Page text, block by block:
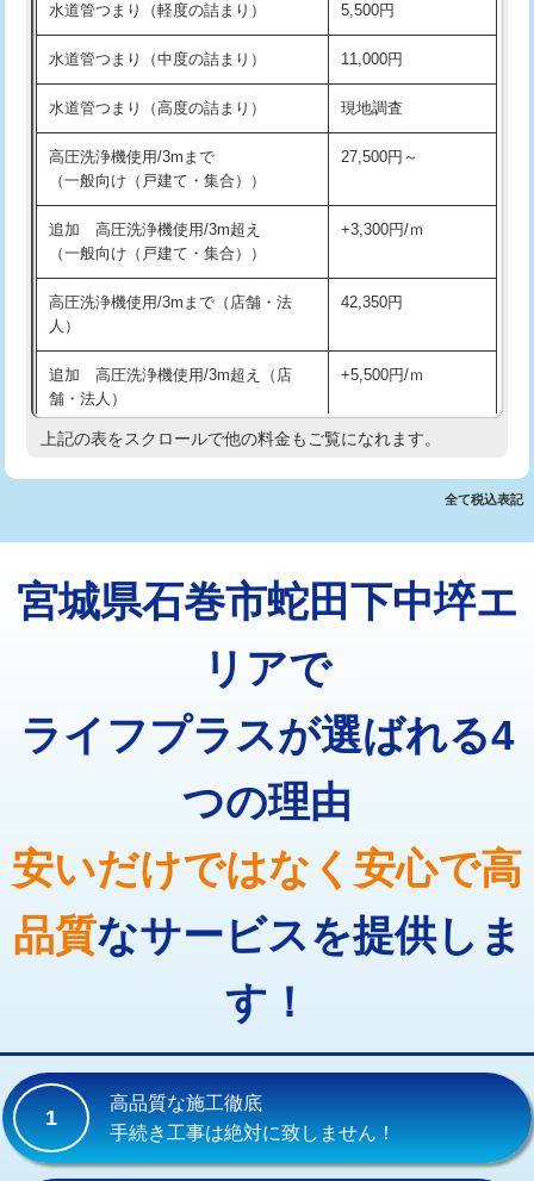
洗面台設置 38,500円
化粧台設置 22,000円
追加人工 16,500円
廃棄・処分 現場見積
※給水管工事は20mmまでの価格です。
交換・取付(排水栓・排水トラップ
22,000円+材料費
持込商品取付（混合水栓）
持込商品取付（浄水器・分岐水栓） 16,500円
業）
排水管工事（追加 排水管工事/3ｍ超
え）
マス交換（土の掘削・埋め戻し作業） 11,000円~
マス交換（深さ50㎝以上） 66,000円
コンクリート斫り（厚さ10㎝超え）
モルタル補修（厚さ10㎝まで） 27,500円
16,500円
廃棄・処分 現場見積
水道管つまり（軽度の詰まり） 5,500円
水道管つまり（中度の詰まり） 11,000円
水道管つまり（高度の詰まり） 現地調査
高圧洗浄機使用/3mまで
（一般向け（戸建て・集合））
27,500円～
追加 高圧洗浄機使用/3m超え
（一般向け（戸建て・集合））
+3,300円/ｍ
高圧洗浄機使用/3mまで（店舗・法
人）
42,350円
追加 高圧洗浄機使用/3m超え（店
舗・法人）
+5,500円/ｍ
高度高圧洗浄換 現地調査
トーラー機使用/3mまで 33,000円
追加トーラー機使用/3m超え +3,300円
止水・漏水調査・防水処理・清掃・修
11,000円
止水・漏水調査・防水処理・清掃・修
22,000円
止水・漏水調査・防水処理・清掃・修
理・調整・分解・加工など（重作業）
33,000円
その他部品の脱着 8,800円～
交換・取付(単水栓（壁付・デッキ
式）)
13,200円+材料費
交換・取付(混合水栓（壁付・デッキ
式・ワンホール）)
16,500円+材料費
上記の表をスクロールで他の料金もご覧になれます。
全て税込表記
宮城県石巻市蛇田下中埣エ
リアで
ライフプラスが選ばれる4
つの理由
安いだけではなく安心で高
品質なサービスを提供しま
す！
1
高品質な施工徹底
手続き工事は絶対に致しません！